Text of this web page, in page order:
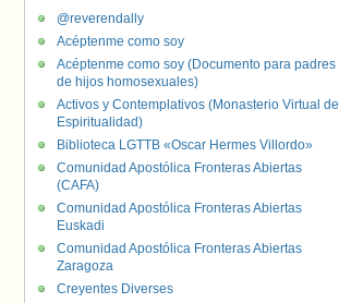
@reverendally
Acéptenme como soy
Acéptenme como soy (Documento para padres
de hijos homosexuales)
Activos y Contemplativos (Monasterio Virtual de
Espiritualidad)
Biblioteca LGTTB «Oscar Hermes Villordo»
Comunidad Apostólica Fronteras Abiertas
(CAFA)
Comunidad Apostólica Fronteras Abiertas
Euskadi
Comunidad Apostólica Fronteras Abiertas
Zaragoza
Creyentes Diverses